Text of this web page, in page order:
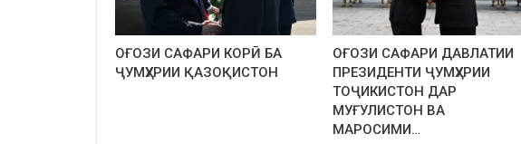
ОҒОЗИ САФАРИ КОРӢ БА
ҶУМҲУРИИ ҚАЗОҚИСТОН
ОҒОЗИ САФАРИ ДАВЛАТИИ
ПРЕЗИДЕНТИ ҶУМҲУРИИ
ТОҶИКИСТОН ДАР
МУҒУЛИСТОН ВА
МАРОСИМИ…